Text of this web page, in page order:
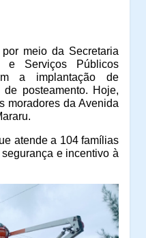
meio da Secretaria
e Serviços Públicos
a implantação de
posteamento. Hoje,
moradores da Avenida
atende a 104 famílias
e incentivo à